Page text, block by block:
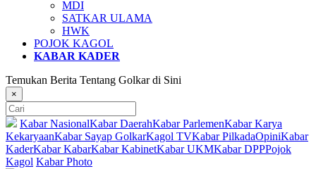
MDI
SATKAR ULAMA
HWK
POJOK KAGOL
KABAR KADER
Temukan Berita Tentang Golkar di Sini
×
Kabar NasionalKabar DaerahKabar ParlemenKabar Karya
KekaryaanKabar Sayap GolkarKagol TVKabar PilkadaOpiniKabar
KaderKabar KabarKabar KabinetKabar UKMKabar DPPPojok
Kagol Kabar Photo